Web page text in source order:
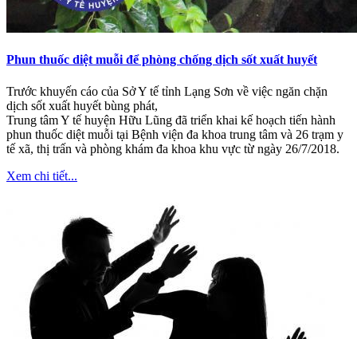
Phun thuốc diệt muỗi để phòng chống dịch sốt xuất huyết
Trước khuyến cáo của Sở Y tế tỉnh Lạng Sơn về việc ngăn chặn
dịch sốt xuất huyết bùng phát,
Trung tâm Y tế huyện Hữu Lũng đã triển khai kế hoạch tiến hành
phun thuốc diệt muỗi tại Bệnh viện đa khoa trung tâm và 26 trạm y
tế xã, thị trấn và phòng khám đa khoa khu vực từ ngày 26/7/2018.
Xem chi tiết...